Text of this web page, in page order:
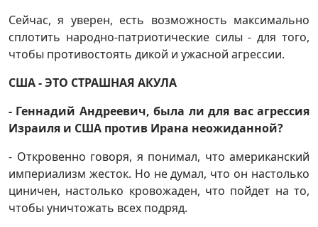
Сейчас, я уверен, есть возможность максимально
сплотить народно-патриотические силы - для того,
чтобы противостоять дикой и ужасной агрессии.
США - ЭТО СТРАШНАЯ АКУЛА
- Геннадий Андреевич, была ли для вас агрессия
Израиля и США против Ирана неожиданной?
- Откровенно говоря, я понимал, что американский
империализм жесток. Но не думал, что он настолько
циничен, настолько кровожаден, что пойдет на то,
чтобы уничтожать всех подряд.